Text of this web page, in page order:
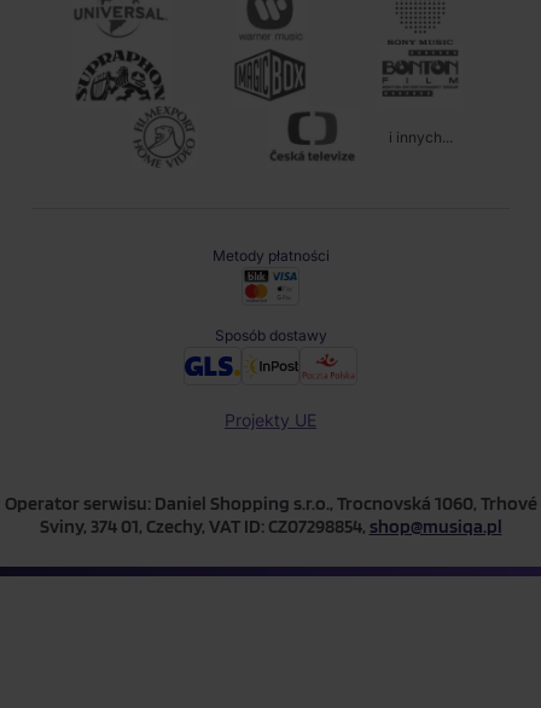
i innych...
Metody płatności
Sposób dostawy
Projekty UE
Operator serwisu: Daniel Shopping s.r.o., Trocnovská 1060, Trhové
Sviny, 374 01, Czechy, VAT ID: CZ07298854, shop@musiqa.pl